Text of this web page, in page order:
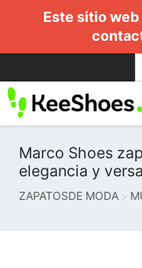
Este sitio
Marco Shoes
elegancia y
ZAPATOSDE MODA